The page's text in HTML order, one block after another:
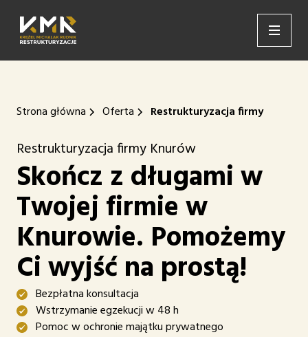
Strona główna Oferta Restrukturyzacja firmy
Restrukturyzacja firmy Knurów
Skończ z długami w
Twojej firmie w
Knurowie. Pomożemy
Ci wyjść na prostą!
Bezpłatna konsultacja
Wstrzymanie egzekucji w 48 h
Pomoc w ochronie majątku prywatnego